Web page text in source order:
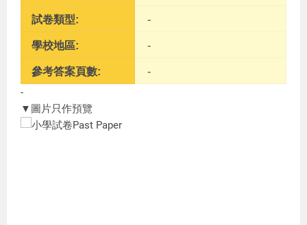
試卷類型: -
學校地區: -
參考答案頁數: -
-
▼圖片只作預覽